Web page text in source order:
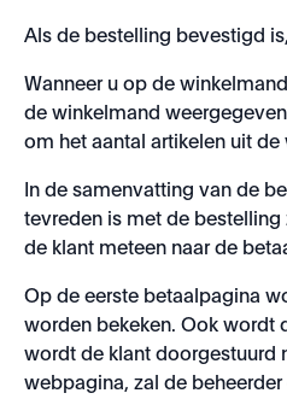
Als de bestelling bevestigd
Wanneer u op de
de winkelmand
om het aantal artikelen uit
In de samenvatting van de
tevreden is met de
de klant meteen naar de
Op de eerste betaalpagina
worden bekeken. Ook wordt
wordt de klant doorgestuurd
webpagina, zal de